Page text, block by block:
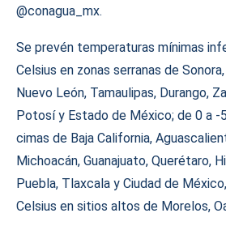
@conagua_mx.
Se prevén temperaturas mínimas
Celsius en zonas serranas de Sonora,
Nuevo León, Tamaulipas, Durango,
Potosí y Estado de México; de 0 a -
cimas de Baja California,
Michoacán, Guanajuato, Querétaro,
Puebla, Tlaxcala y Ciudad de
Celsius en sitios altos de Morelos,